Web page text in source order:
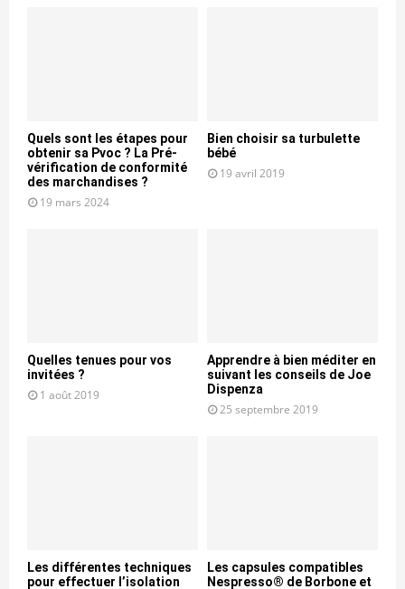
Quels sont les étapes pour
obtenir sa Pvoc ? La Pré-
vérification de conformité
des marchandises ?
19 mars 2024
Bien choisir sa turbulette
bébé
19 avril 2019
Quelles tenues pour vos
invitées ?
1 août 2019
Apprendre à bien méditer en
suivant les conseils de Joe
Dispenza
25 septembre 2019
Les différentes techniques
pour effectuer l’isolation
Les capsules compatibles
Nespresso® de Borbone et